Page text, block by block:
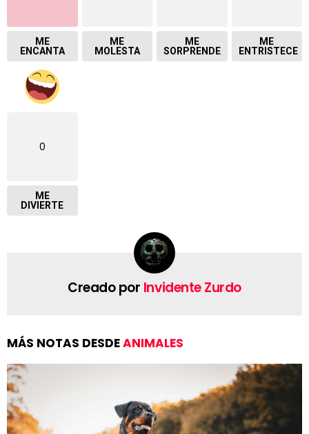
ME
ENCANTA
ME
MOLESTA
ME
SORPRENDE
ME
ENTRISTECE
0
ME
DIVIERTE
Creado por Invidente Zurdo
MÁS NOTAS DESDEANIMALES